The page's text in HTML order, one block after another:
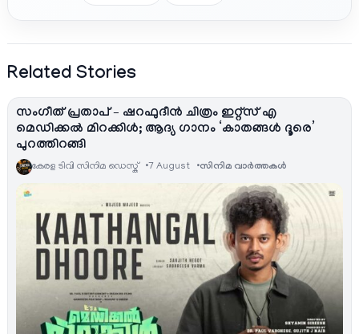
Related Stories
സംഗീത് പ്രതാപ് – ഷറഫുദീൻ ചിത്രം ഇറ്റ്സ് എ
മെഡിക്കൽ മിറക്കിൾ; ആദ്യ ഗാനം ‘കാതങ്ങൾ ദൂരെ’
പുറത്തിറങ്ങി
കേരള ടിവി സിനിമ ഡെസ്ക് 7 August സിനിമ വാര്‍ത്തകള്‍